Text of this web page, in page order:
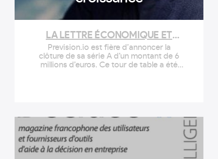
LA LETTRE ÉCONOMIQUE ET
POLITIQUE DE PACA
Prevision.io est fière d’annoncer la
clôture de sa série A d’un montant de 6
millions d’euros. Ce tour de table a été
des solutions fiables et prêtes à l’usage
Pour répondre à l’e